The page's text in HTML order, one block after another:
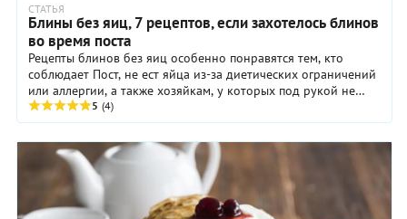
СТАТЬЯ
Блины без яиц, 7 рецептов, если захотелось блинов
во время поста
Рецепты блинов без яиц особенно понравятся тем, кто
соблюдает Пост, не ест яйца из-за диетических ограничений
или аллергии, а также хозяйкам, у которых под рукой не
оказалось в нужный момент яиц в ...
5 (4)